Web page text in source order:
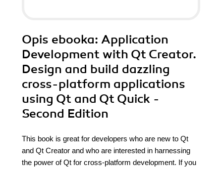
Opis ebooka: Application
Development with Qt Creator.
Design and build dazzling
cross-platform applications
using Qt and Qt Quick -
Second Edition
This book is great for developers who are new to Qt
and Qt Creator and who are interested in harnessing
the power of Qt for cross-platform development. If you